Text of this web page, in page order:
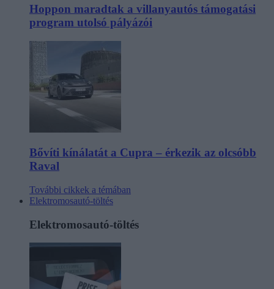
Hoppon maradtak a villanyautós támogatási
program utolsó pályázói
Bővíti kínálatát a Cupra – érkezik az olcsóbb
Raval
További cikkek a témában
Elektromosautó-töltés
Elektromosautó-töltés